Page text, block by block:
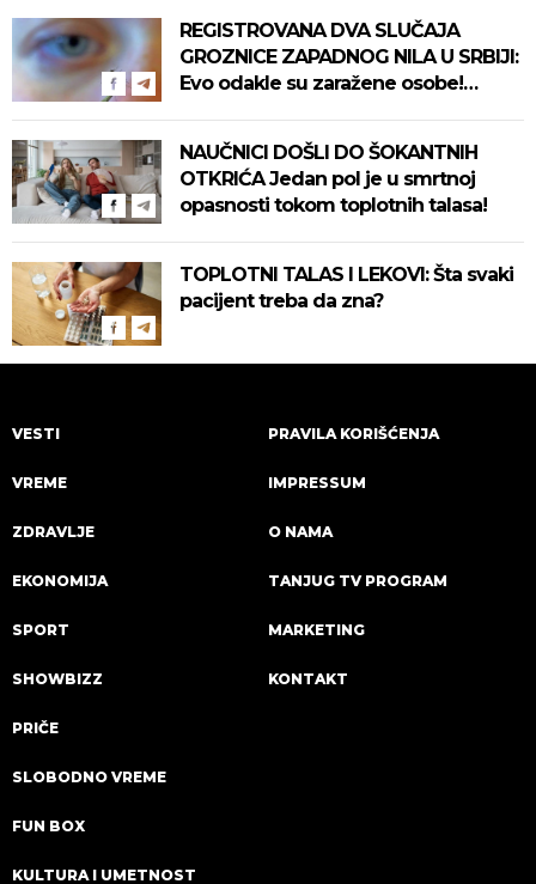
REGISTROVANA DVA SLUČAJA
GROZNICE ZAPADNOG NILA U SRBIJI:
Evo odakle su zaražene osobe!
NAUČNICI DOŠLI DO ŠOKANTNIH
OTKRIĆA Jedan pol je u smrtnoj
opasnosti tokom toplotnih talasa!
TOPLOTNI TALAS I LEKOVI: Šta svaki
pacijent treba da zna?
VESTI
VREME
ZDRAVLJE
EKONOMIJA
SPORT
SHOWBIZZ
PRIČE
SLOBODNO VREME
FUN BOX
KULTURA I UMETNOST
PRAVILA KORIŠĆENJA
IMPRESSUM
O NAMA
TANJUG TV PROGRAM
MARKETING
KONTAKT